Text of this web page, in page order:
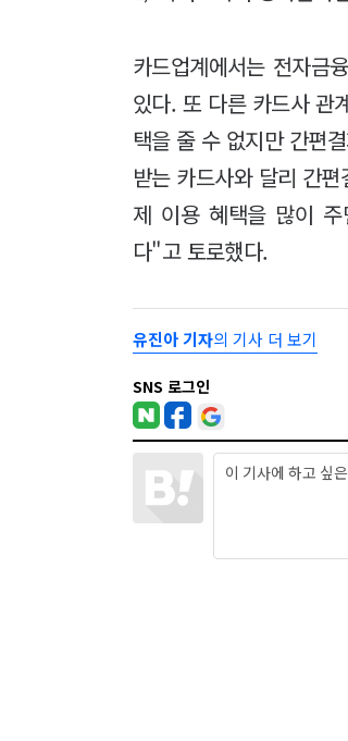
카드업계에서는 전자금
있다. 또 다른 카드사 관
택을 줄 수 없지만 간편
받는 카드사와 달리 간
제 이용 혜택을 많이
다"고 토로했다.
유진아 기자의 기사 더 보기
SNS 로그인